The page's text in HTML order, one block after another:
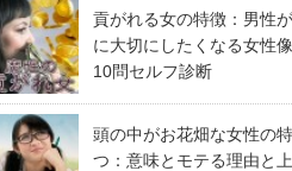
貢がれる女の特徴：男性
に大切にしたくなる女性
10問セルフ診断
頭の中がお花畑な女性の
つ：意味とモテる理由と